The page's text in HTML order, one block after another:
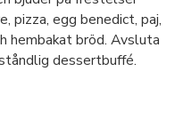
pizza, egg benedict, paj,
hembakat bröd. Avsluta
dessertbuffé.